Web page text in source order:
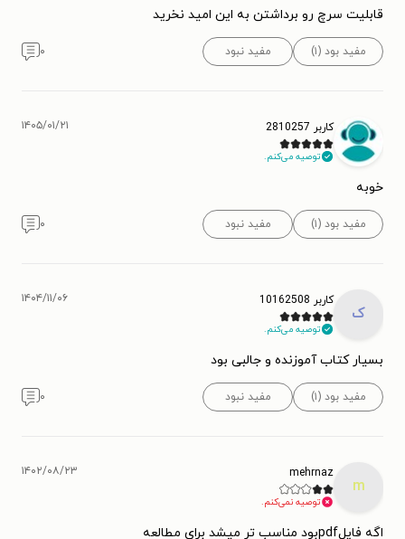
قابلیت سرچ رو برداشتن به این امید نخرید
مفید بود (۱) مفید نبود ۰
کاربر 2810257
توصیه می‌کنم.
۱۴۰۵/۰۱/۲۱
خوبه
مفید بود (۱) مفید نبود ۰
ک
کاربر 10162508
توصیه می‌کنم.
۱۴۰۴/۱۱/۰۶
بسیار کتاب آموزنده و جالبی بود
مفید بود (۱) مفید نبود ۰
m
mehrnaz
توصیه نمی‌کنم.
۱۴۰۲/۰۸/۲۳
اگه فایلpdfبود مناسب تر میشد برای مطالعه